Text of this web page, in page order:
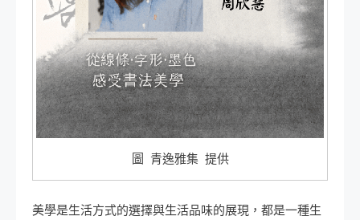
圖 青逸雅集 提供
美學是生活方式的選擇與生活品味的展現，都是一種生